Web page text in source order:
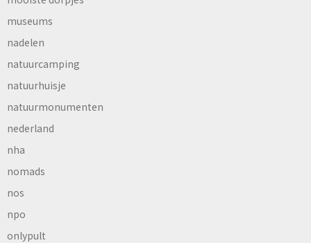
museums
nadelen
natuurcamping
natuurhuisje
natuurmonumenten
nederland
nha
nomads
nos
npo
onlypult